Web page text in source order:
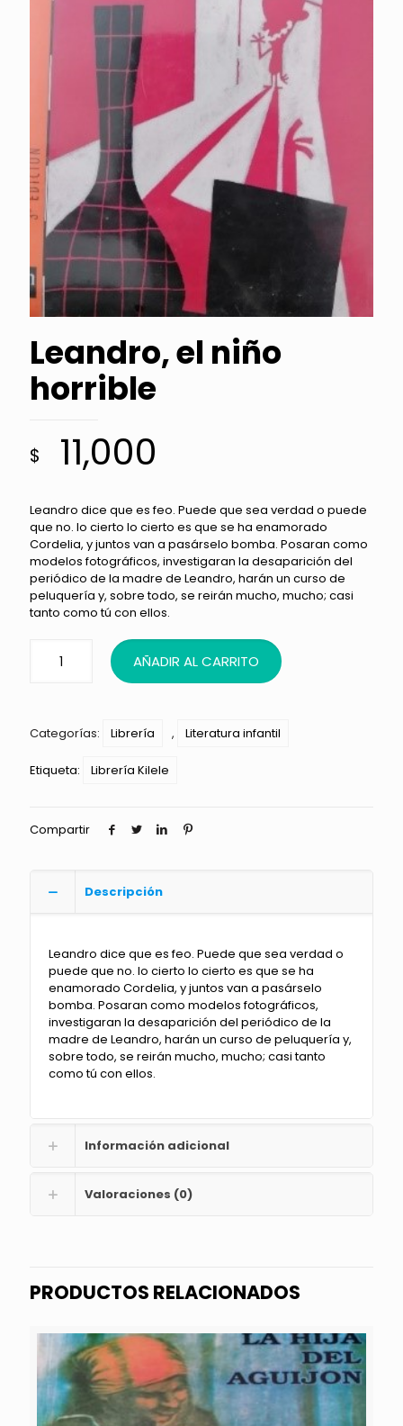
Leandro, el niño
horrible
$ 11,000
Leandro dice que es feo. Puede que sea verdad o puede
que no. lo cierto lo cierto es que se ha enamorado
Cordelia, y juntos van a pasárselo bomba. Posaran como
modelos fotográficos, investigaran la desaparición del
periódico de la madre de Leandro, harán un curso de
peluquería y, sobre todo, se reirán mucho, mucho; casi
tanto como tú con ellos.
AÑADIR AL CARRITO
Categorías: Librería , Literatura infantil
Etiqueta: Librería Kilele
Compartir
Descripción
Leandro dice que es feo. Puede que sea verdad o
puede que no. lo cierto lo cierto es que se ha
enamorado Cordelia, y juntos van a pasárselo
bomba. Posaran como modelos fotográficos,
investigaran la desaparición del periódico de la
madre de Leandro, harán un curso de peluquería y,
sobre todo, se reirán mucho, mucho; casi tanto
como tú con ellos.
Información adicional
Valoraciones (0)
PRODUCTOS RELACIONADOS